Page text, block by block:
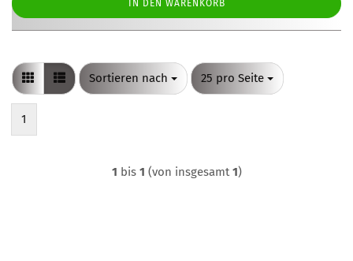
IN DEN WARENKORB
Sortieren nach
Sortieren nach 25 pro Seite
pro Seite
1
1 bis 1 (von insgesamt1)